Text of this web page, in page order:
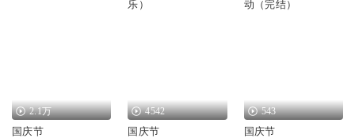
乐）
动（完结）
2.1万
国庆节
4542
国庆节
543
国庆节